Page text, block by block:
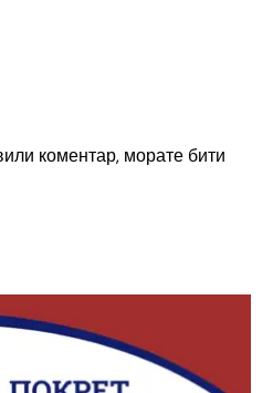
коментар, морате бити